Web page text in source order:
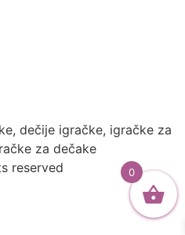
dečije igračke, igračke za
za dečake
reserved
0